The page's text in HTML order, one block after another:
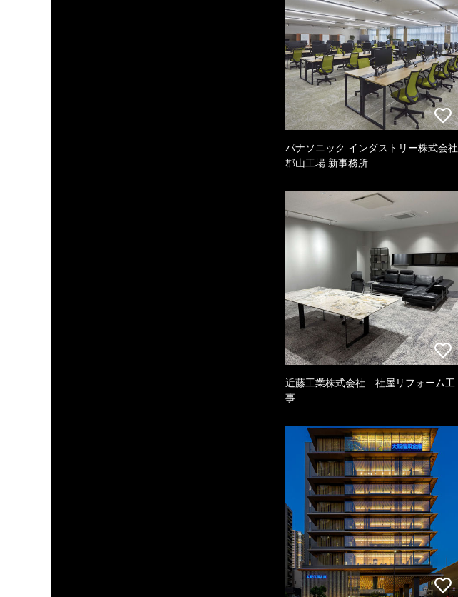
パナソニック インダストリー株式会社
郡山工場 新事務所
近藤工業株式会社 社屋リフォーム工
事